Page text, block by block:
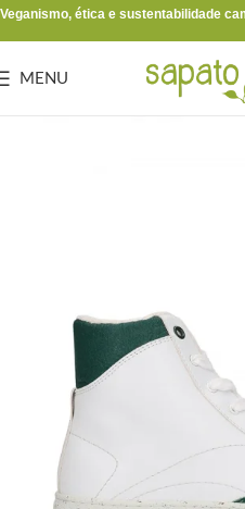
Veganismo, ética e sustentabilidade
MENU